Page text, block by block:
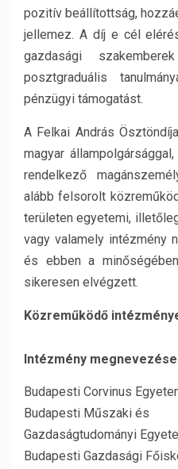
pozitív beállítottság,
jellemez. A díj e cél
gazdasági
posztgraduális
pénzügyi támogatást.
A Felkai András
magyar
rendelkező
alább felsorolt
területen egyetemi,
vagy valamely intézmény
és ebben a
sikeresen elvégzett.
Közreműködő
Intézmény megnevezése
Budapesti Corvinus
Budapesti Műszaki és
Gazdaságtudományi
Budapesti Gazdasági